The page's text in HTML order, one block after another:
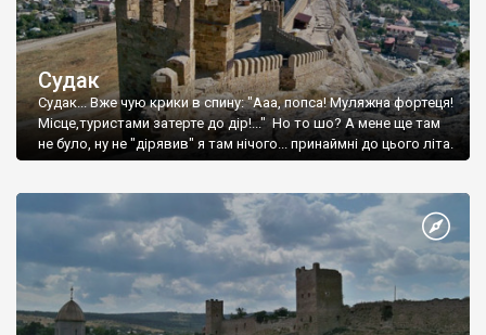
Судак
Судак... Вже чую крики в спину: "Ааа, попса! Муляжна фортеця!
Місце,туристами затерте до дір!..." Но то шо? А мене ще там
не було, ну не "дірявив" я там нічого... принаймні до цього літа.